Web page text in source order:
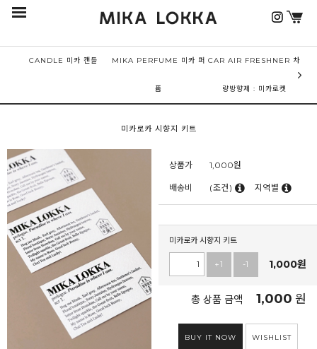
CANDLE 미카 캔들 MIKA PERFUME 미카 퍼
퓸
CAR AIR FRESHNER 차
량방향제 : 미카로켓
미카로카 시향지 키트
상품가 1,000원
배송비 (조건) 지역별
미카로카 시향지 키트
+1 -1 1,000원
총 상품 금액 1,000 원
BUY IT NOW WISHLIST